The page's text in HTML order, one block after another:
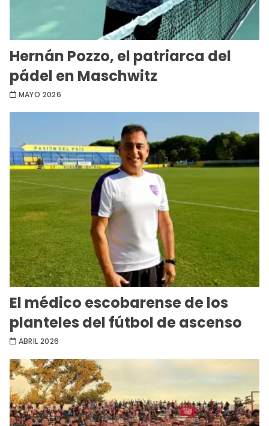
Hernán Pozzo, el patriarca del
pádel en Maschwitz
MAYO 2026
El médico escobarense de los
planteles del fútbol de ascenso
ABRIL 2026